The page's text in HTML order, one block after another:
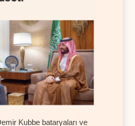
Kubbe bataryaları ve